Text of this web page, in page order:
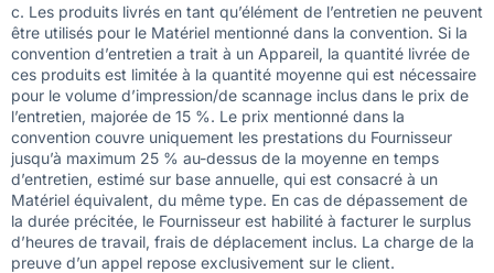
c. Les produits livrés en tant qu’élément de l’entretien ne peuvent
être utilisés pour le Matériel mentionné dans la convention. Si la
convention d’entretien a trait à un Appareil, la quantité livrée de
ces produits est limitée à la quantité moyenne qui est nécessaire
pour le volume d’impression/de scannage inclus dans le prix de
l’entretien, majorée de 15 %. Le prix mentionné dans la
convention couvre uniquement les prestations du Fournisseur
jusqu’à maximum 25 % au-dessus de la moyenne en temps
d’entretien, estimé sur base annuelle, qui est consacré à un
Matériel équivalent, du même type. En cas de dépassement de
la durée précitée, le Fournisseur est habilité à facturer le surplus
d’heures de travail, frais de déplacement inclus. La charge de la
preuve d’un appel repose exclusivement sur le client.